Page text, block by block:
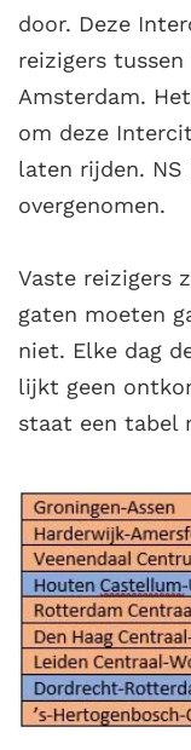
door. Deze
reizigers
Amsterdam.
om deze
laten rijden.
overgenomen.
Vaste reizigers
gaten moeten
niet. Elke dag
lijkt geen
staat een tabel